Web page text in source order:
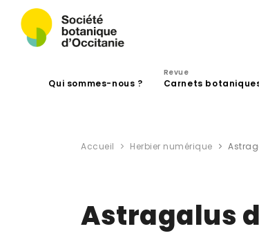
Qui sommes-nous ?
Revue
Carnets
Accueil Herbier numérique
Astragalus